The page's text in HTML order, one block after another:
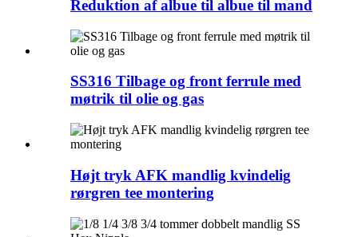
Reduktion af albue til albue til mand
SS316 Tilbage og front ferrule med
møtrik til olie og gas
Højt tryk AFK mandlig kvindelig
rørgren tee montering